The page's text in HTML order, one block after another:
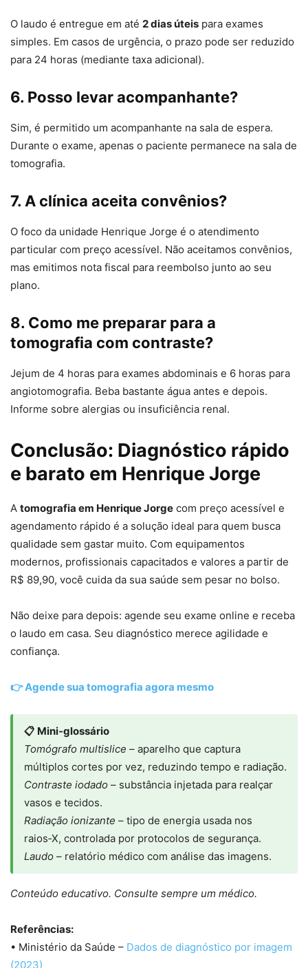
O laudo é entregue em até 2 dias úteis para exames
simples. Em casos de urgência, o prazo pode ser reduzido
para 24 horas (mediante taxa adicional).
6. Posso levar acompanhante?
Sim, é permitido um acompanhante na sala de espera.
Durante o exame, apenas o paciente permanece na sala de
tomografia.
7. A clínica aceita convênios?
O foco da unidade Henrique Jorge é o atendimento
particular com preço acessível. Não aceitamos convênios,
mas emitimos nota fiscal para reembolso junto ao seu
plano.
8. Como me preparar para a
tomografia com contraste?
Jejum de 4 horas para exames abdominais e 6 horas para
angiotomografia. Beba bastante água antes e depois.
Informe sobre alergias ou insuficiência renal.
Conclusão: Diagnóstico rápido
e barato em Henrique Jorge
A tomografia em Henrique Jorge com preço acessível e
agendamento rápido é a solução ideal para quem busca
qualidade sem gastar muito. Com equipamentos
modernos, profissionais capacitados e valores a partir de
R$ 89,90, você cuida da sua saúde sem pesar no bolso.
Não deixe para depois: agende seu exame online e receba
o laudo em casa. Seu diagnóstico merece agilidade e
confiança.
👉 Agende sua tomografia agora mesmo
📋 Mini‑glossário
Tomógrafo multislice – aparelho que captura
múltiplos cortes por vez, reduzindo tempo e radiação.
Contraste iodado – substância injetada para realçar
vasos e tecidos.
Radiação ionizante – tipo de energia usada nos
raios‑X, controlada por protocolos de segurança.
Laudo – relatório médico com análise das imagens.
Conteúdo educativo. Consulte sempre um médico.
Referências:
• Ministério da Saúde – Dados de diagnóstico por imagem
(2023)